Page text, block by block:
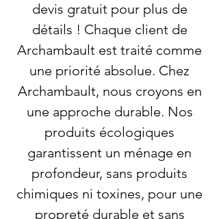
devis gratuit pour plus de
détails ! Chaque client de
Archambault est traité comme
une priorité absolue. Chez
Archambault, nous croyons en
une approche durable. Nos
produits écologiques
garantissent un ménage en
profondeur, sans produits
chimiques ni toxines, pour une
propreté durable et sans